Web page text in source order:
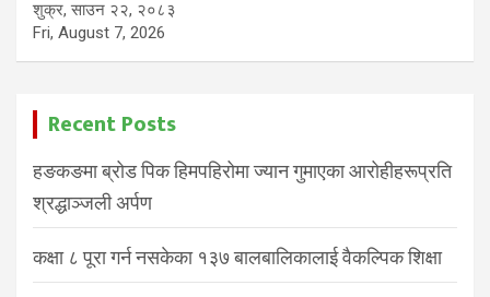
शुक्र, साउन २२, २०८३
Fri, August 7, 2026
Recent Posts
हङकङमा ब्रोड पिक हिमपहिरोमा ज्यान गुमाएका आरोहीहरूप्रति
श्रद्धाञ्जली अर्पण
कक्षा ८ पूरा गर्न नसकेका १३७ बालबालिकालाई वैकल्पिक शिक्षा